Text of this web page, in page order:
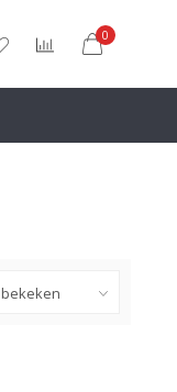
0